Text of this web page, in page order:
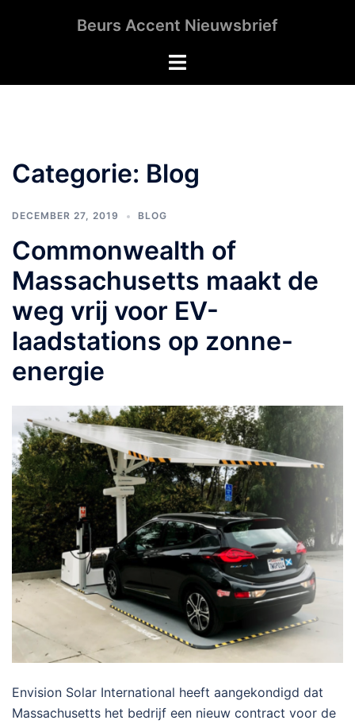
Beurs Accent Nieuwsbrief
Toggle
Categorie: Blog
DECEMBER 27, 2019 BLOG
Commonwealth of
Massachusetts maakt de
weg vrij voor EV-
laadstations op zonne-
energie
Envision Solar International heeft aangekondigd dat
Massachusetts het bedrijf een nieuw contract voor de